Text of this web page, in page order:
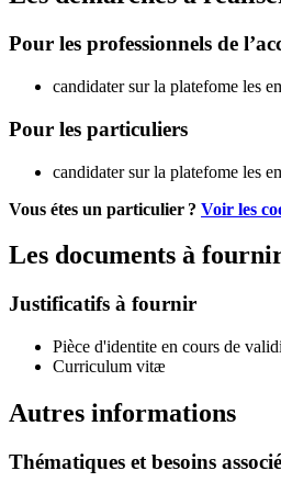
Pour les professionnels de
candidater sur la platefome les
Pour les particuliers
candidater sur la platefome les
Vous étes un particulier ? Voir les
Les documents à
Justificatifs à fournir
Pièce d'identite en cours de
Curriculum vitæ
Autres informations
Thématiques et besoins